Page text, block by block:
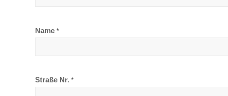
Name *
Straße Nr. *